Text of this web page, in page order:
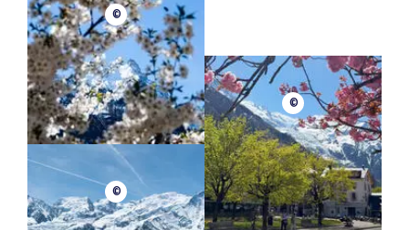
©
©
©